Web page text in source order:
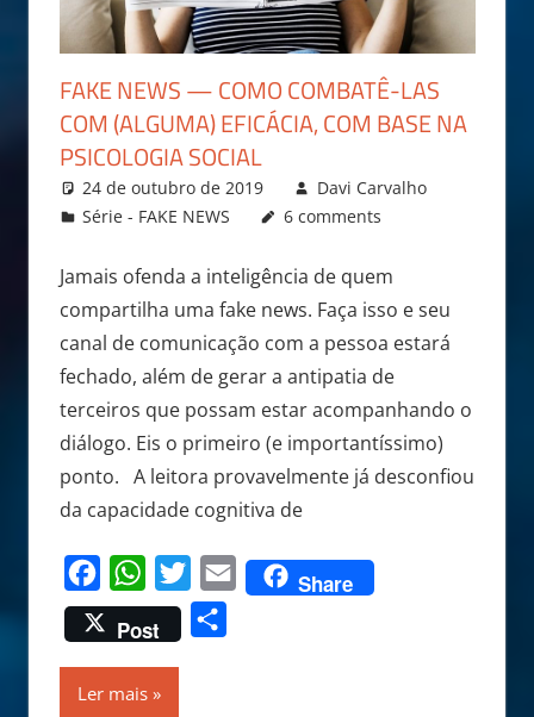
FAKE NEWS — COMO COMBATÊ-LAS
COM (ALGUMA) EFICÁCIA, COM BASE NA
PSICOLOGIA SOCIAL
24 de outubro de 2019
Davi Carvalho
Série - FAKE NEWS
6 comments
Jamais ofenda a inteligência de quem
compartilha uma fake news. Faça isso e seu
canal de comunicação com a pessoa estará
fechado, além de gerar a antipatia de
terceiros que possam estar acompanhando o
diálogo. Eis o primeiro (e importantíssimo)
ponto. A leitora provavelmente já desconfiou
da capacidade cognitiva de
FacebookWhatsApp
TwitterEmail Share
Post
Ler mais